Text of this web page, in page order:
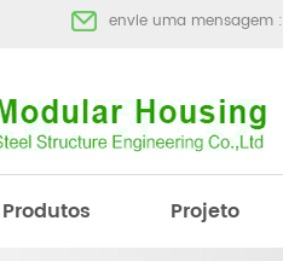
envie uma mensagem :
Produtos Projeto